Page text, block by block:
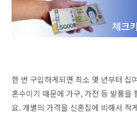
한 번 구입하게되면 최소 몇 년부터 십
혼수이기 때문에 가구, 가전 등 발품을
요. 개별의 가격을 신혼집에 비해서 적